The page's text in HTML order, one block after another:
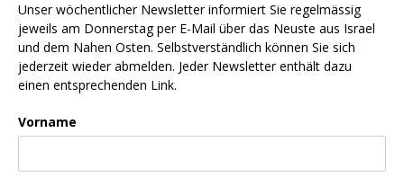
Unser wöchentlicher Newsletter informiert Sie regelmässig
jeweils am Donnerstag per E-Mail über das Neuste aus Israel
und dem Nahen Osten. Selbstverständlich können Sie sich
jederzeit wieder abmelden. Jeder Newsletter enthält dazu
einen entsprechenden Link.
Vorname